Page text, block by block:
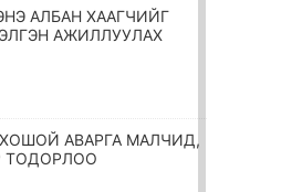
АЛБАН ХААГЧИЙГ
АЖИЛЛУУЛАХ
АВАРГА МАЛЧИД,
ТОДОРЛОО